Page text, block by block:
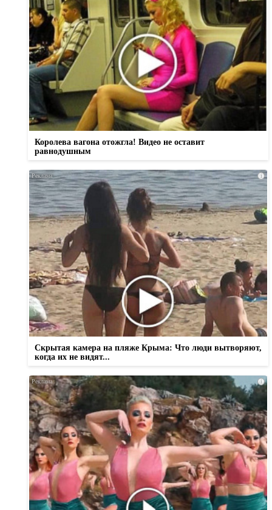
Королева вагона отожгла! Видео не оставит
равнодушным
i
Скрытая камера на пляже Крыма: Что люди вытворяют,
когда их не видят...
i